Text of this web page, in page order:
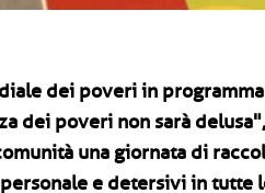
dei poveri in
dei poveri non sarà
una giornata di
e detersivi in tutte